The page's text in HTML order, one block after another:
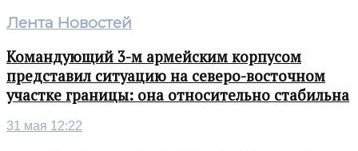
Лента Новостей
Командующий 3-м армейским корпусом
представил ситуацию на северо-восточном
участке границы: она относительно стабильна
31 мая 12:22